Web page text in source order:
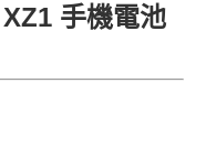
手機電池